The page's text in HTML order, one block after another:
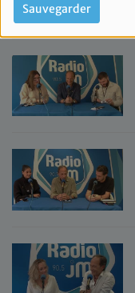
Sauvegarder